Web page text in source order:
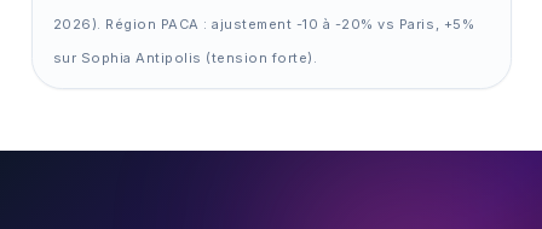
2026). Région PACA : ajustement -10 à -20% vs Paris, +5%
sur Sophia Antipolis (tension forte).